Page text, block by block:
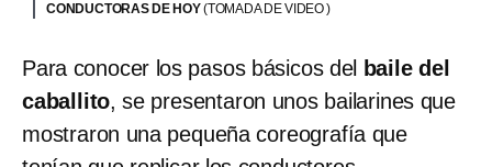
CONDUCTORAS DE HOY(TOMADA DE VIDEO )
Para conocer los pasos básicos del baile del
caballito, se presentaron unos bailarines que
mostraron una pequeña coreografía que